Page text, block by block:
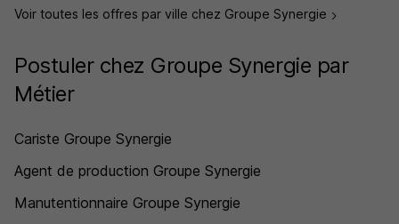
Voir toutes les offres par ville chez Groupe Synergie
Postuler chez Groupe Synergie par
Métier
Cariste Groupe Synergie
Agent de production Groupe Synergie
Manutentionnaire Groupe Synergie